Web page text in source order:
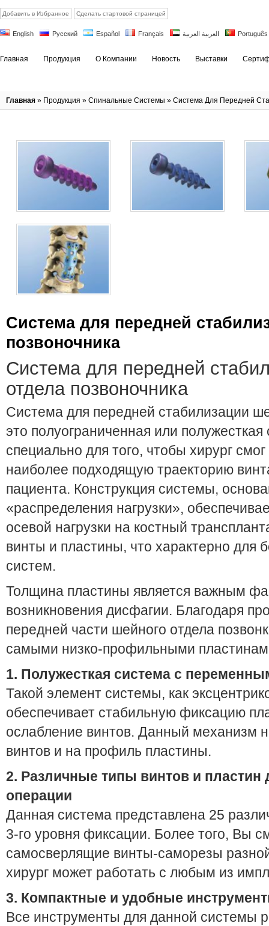
Добавить в Избранное Сделать стартовой страницей
English Русский Español Français العربية العربية Português
Главная Продукция О Компании Новость Выставки
Главная » Продукция » Спинальные Системы » Система Для Передней
Система для передней
позвоночника
Система для передней
отдела позвоночника
Система для передней стабилизации
это полуограниченная или
специально для того, чтобы хирург
наиболее подходящую траекторию
пациента. Конструкция системы,
«распределения нагрузки»,
осевой нагрузки на костный
винты и пластины, что характерно для
систем.
Толщина пластины является важным
возникновения дисфагии. Благодаря
передней части шейного отдела
самыми низко-профильными
1. Полужесткая система с
Такой элемент системы, как
обеспечивает стабильную фиксацию
ослабление винтов. Данный механизм
винтов и на профиль пластины.
2. Различные типы винтов и пластин
операции
Данная система представлена 25
3-го уровня фиксации. Более того, Вы
самосверлящие винты-саморезы
хирург может работать с любым из
3. Компактные и удобные
Все инструменты для данной системы